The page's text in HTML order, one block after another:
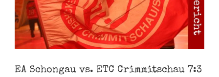
EA Schongau vs. ETC Crimmitschau 7:3